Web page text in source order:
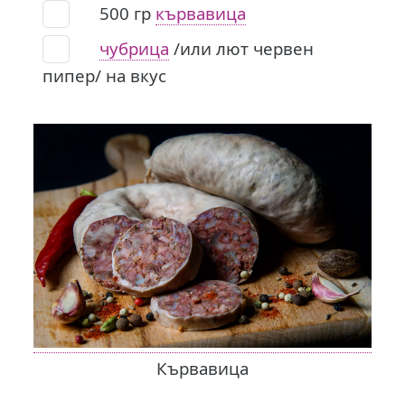
500 гр кървавица
чубрица /или лют червен
пипер/ на вкус
Кървавица